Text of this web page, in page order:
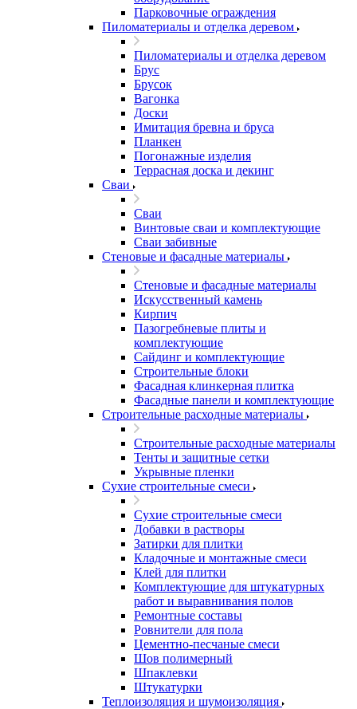
Парковочные ограждения
Пиломатериалы и отделка деревом
Пиломатериалы и отделка деревом
Брус
Брусок
Вагонка
Доски
Имитация бревна и бруса
Планкен
Погонажные изделия
Террасная доска и декинг
Сваи
Сваи
Винтовые сваи и комплектующие
Сваи забивные
Стеновые и фасадные материалы
Стеновые и фасадные материалы
Искусственный камень
Кирпич
Пазогребневые плиты и
комплектующие
Сайдинг и комплектующие
Строительные блоки
Фасадная клинкерная плитка
Фасадные панели и комплектующие
Строительные расходные материалы
Строительные расходные материалы
Тенты и защитные сетки
Укрывные пленки
Сухие строительные смеси
Сухие строительные смеси
Добавки в растворы
Затирки для плитки
Кладочные и монтажные смеси
Клей для плитки
Комплектующие для штукатурных
работ и выравнивания полов
Ремонтные составы
Ровнители для пола
Цементно-песчаные смеси
Шов полимерный
Шпаклевки
Штукатурки
Теплоизоляция и шумоизоляция